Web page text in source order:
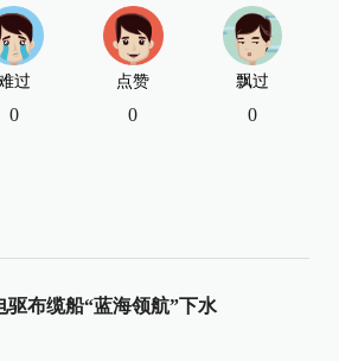
过
0
点赞
0
飘过
0
驱布缆船“蓝海领航”下水